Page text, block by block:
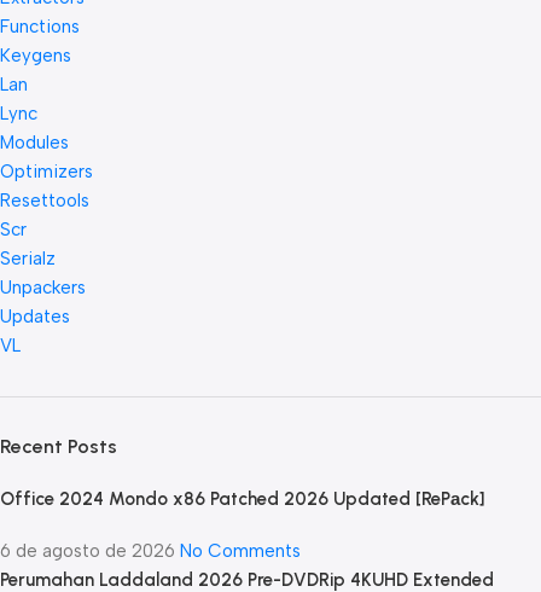
Functions
Keygens
Lan
Lync
Modules
Optimizers
Resettools
Scr
Serialz
Unpackers
Updates
VL
Recent Posts
Office 2024 Mondo x86 Patched 2026 Updated [RePаck]
6 de agosto de 2026 No Comments
Perumahan Laddaland 2026 Pre-DVDRip 4KUHD Extended